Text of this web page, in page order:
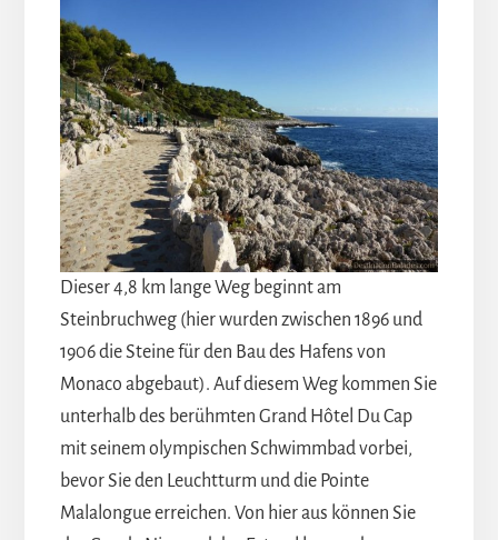
Dieser 4,8 km lange Weg beginnt am
Steinbruchweg (hier wurden zwischen 1896 und
1906 die Steine für den Bau des Hafens von
Monaco abgebaut). Auf diesem Weg kommen Sie
unterhalb des berühmten Grand Hôtel Du Cap
mit seinem olympischen Schwimmbad vorbei,
bevor Sie den Leuchtturm und die Pointe
Malalongue erreichen. Von hier aus können Sie